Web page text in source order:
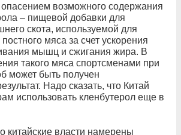
возможного содержания
– пищевой добавки для
скота, используемой для
мяса за счет ускорения
мышц и сжигания жира. В
такого мяса спортсменами при
может быть получен
Надо сказать, что Китай
использовать кленбутерол еще в
китайские власти намерены